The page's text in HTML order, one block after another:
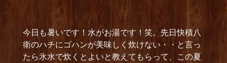
今日も暑いです！水がお湯です！笑。先日快積八
衛のハチにゴハンが美味しく炊けない・・と言っ
たら氷水で炊くとよいと教えてもらって、この夏